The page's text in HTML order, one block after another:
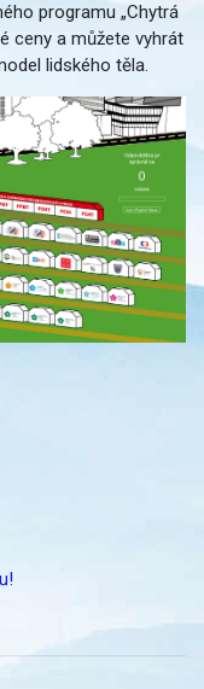
programu „Chytrá
ceny a můžete vyhrát
lidského těla.